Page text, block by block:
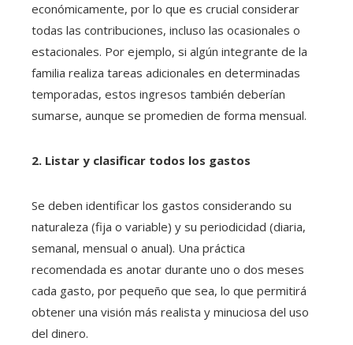
económicamente, por lo que es crucial considerar
todas las contribuciones, incluso las ocasionales o
estacionales. Por ejemplo, si algún integrante de la
familia realiza tareas adicionales en determinadas
temporadas, estos ingresos también deberían
sumarse, aunque se promedien de forma mensual.
2. Listar y clasificar todos los gastos
Se deben identificar los gastos considerando su
naturaleza (fija o variable) y su periodicidad (diaria,
semanal, mensual o anual). Una práctica
recomendada es anotar durante uno o dos meses
cada gasto, por pequeño que sea, lo que permitirá
obtener una visión más realista y minuciosa del uso
del dinero.